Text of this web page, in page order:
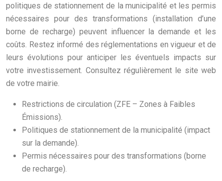
politiques de stationnement de la municipalité et les permis
nécessaires pour des transformations (installation d’une
borne de recharge) peuvent influencer la demande et les
coûts. Restez informé des réglementations en vigueur et de
leurs évolutions pour anticiper les éventuels impacts sur
votre investissement. Consultez régulièrement le site web
de votre mairie.
Restrictions de circulation (ZFE – Zones à Faibles
Émissions).
Politiques de stationnement de la municipalité (impact
sur la demande).
Permis nécessaires pour des transformations (borne
de recharge).